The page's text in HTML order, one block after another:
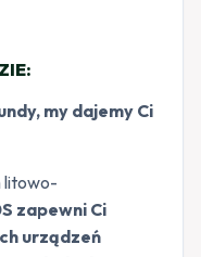
my dajemy Ci
litowo-
zapewni Ci
urządzeń